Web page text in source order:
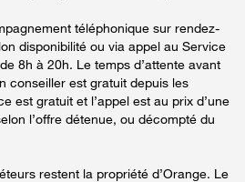
téléphonique sur rendez-
disponibilité ou via appel au Service
8h à 20h. Le temps d’attente avant
conseiller est gratuit depuis les
est gratuit et l’appel est au prix d’une
l’offre détenue, ou décompté du
restent la propriété d’Orange. Le